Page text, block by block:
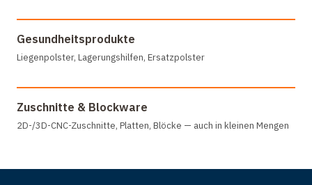
Gesundheitsprodukte
Liegenpolster, Lagerungshilfen, Ersatzpolster
Zuschnitte & Blockware
2D-/3D-CNC-Zuschnitte, Platten, Blöcke — auch in kleinen Mengen